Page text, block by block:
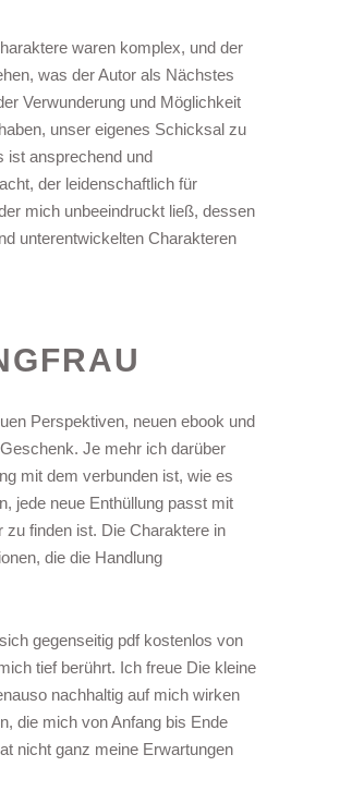
waren komplex, und der
was der Autor als Nächstes
Verwunderung und Möglichkeit
unser eigenes Schicksal zu
ist ansprechend und
der leidenschaftlich für
mich unbeeindruckt ließ, dessen
unterentwickelten Charakteren
Perspektiven, neuen ebook und
Je mehr ich darüber
mit dem verbunden ist, wie es
jede neue Enthüllung passt mit
finden ist. Die Charaktere in
die die Handlung
gegenseitig pdf kostenlos von
tief berührt. Ich freue Die kleine
nachhaltig auf mich wirken
die mich von Anfang bis Ende
nicht ganz meine Erwartungen